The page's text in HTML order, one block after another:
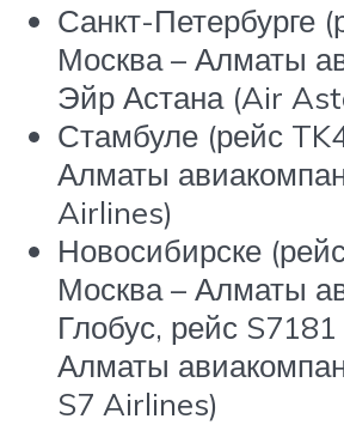
Санкт-Петербурге
Москва – Алматы
Эйр Астана (Air
Стамбуле (рейс
Алматы
Airlines)
Новосибирске
Москва – Алматы
Глобус, рейс
Алматы
S7 Airlines)